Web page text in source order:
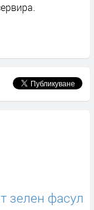
зелен фасул